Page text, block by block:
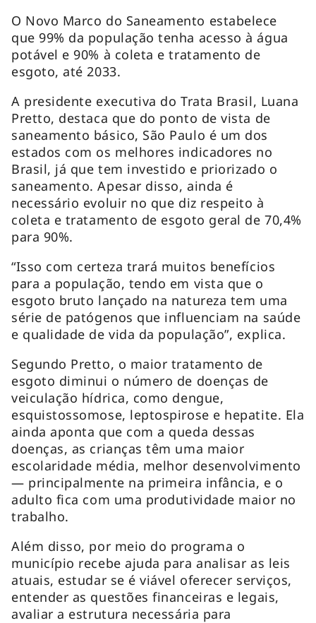
O Novo Marco do Saneamento estabelece
que 99% da população tenha acesso à água
potável e 90% à coleta e tratamento de
esgoto, até 2033.
A presidente executiva do Trata Brasil, Luana
Pretto, destaca que do ponto de vista de
saneamento básico, São Paulo é um dos
estados com os melhores indicadores no
Brasil, já que tem investido e priorizado o
saneamento. Apesar disso, ainda é
necessário evoluir no que diz respeito à
coleta e tratamento de esgoto geral de 70,4%
para 90%.
“Isso com certeza trará muitos benefícios
para a população, tendo em vista que o
esgoto bruto lançado na natureza tem uma
série de patógenos que influenciam na saúde
e qualidade de vida da população”, explica.
Segundo Pretto, o maior tratamento de
esgoto diminui o número de doenças de
veiculação hídrica, como dengue,
esquistossomose, leptospirose e hepatite. Ela
ainda aponta que com a queda dessas
doenças, as crianças têm uma maior
escolaridade média, melhor desenvolvimento
— principalmente na primeira infância, e o
adulto fica com uma produtividade maior no
trabalho.
Além disso, por meio do programa o
município recebe ajuda para analisar as leis
atuais, estudar se é viável oferecer serviços,
entender as questões financeiras e legais,
avaliar a estrutura necessária para